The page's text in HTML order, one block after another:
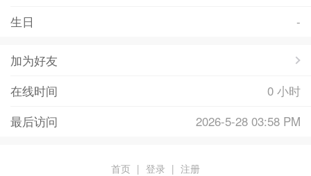
生日
-
加为好友
在线时间
0 小时
最后访问
2026-5-28 03:58 PM
首页 | 登录 | 注册